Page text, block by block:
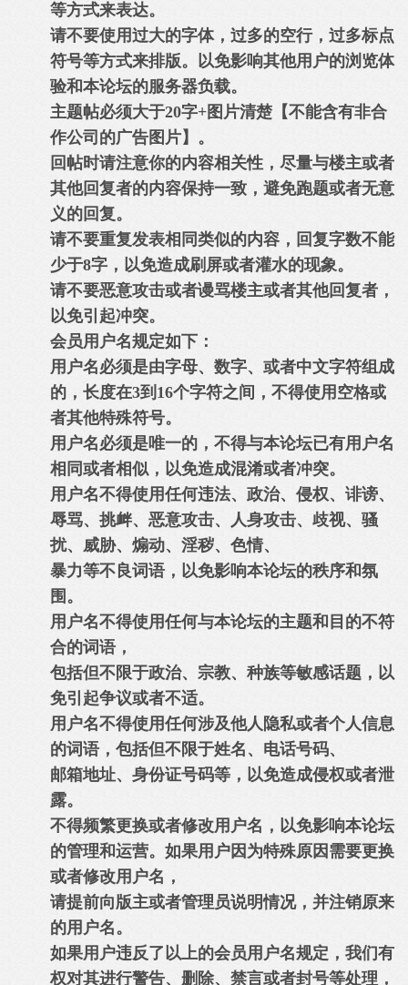
等方式来表达。
请不要使用过大的字体，过多的空行，过多标点
符号等方式来排版。以免影响其他用户的浏览体
验和本论坛的服务器负载。
主题帖必须大于20字+图片清楚【不能含有非合
作公司的广告图片】。
回帖时请注意你的内容相关性，尽量与楼主或者
其他回复者的内容保持一致，避免跑题或者无意
义的回复。
请不要重复发表相同类似的内容，回复字数不能
少于8字，以免造成刷屏或者灌水的现象。
请不要恶意攻击或者谩骂楼主或者其他回复者，
以免引起冲突。
会员用户名规定如下：
用户名必须是由字母、数字、或者中文字符组成
的，长度在3到16个字符之间，不得使用空格或
者其他特殊符号。
用户名必须是唯一的，不得与本论坛已有用户名
相同或者相似，以免造成混淆或者冲突。
用户名不得使用任何违法、政治、侵权、诽谤、
辱骂、挑衅、恶意攻击、人身攻击、歧视、骚
扰、威胁、煽动、淫秽、色情、
暴力等不良词语，以免影响本论坛的秩序和氛
围。
用户名不得使用任何与本论坛的主题和目的不符
合的词语，
包括但不限于政治、宗教、种族等敏感话题，以
免引起争议或者不适。
用户名不得使用任何涉及他人隐私或者个人信息
的词语，包括但不限于姓名、电话号码、
邮箱地址、身份证号码等，以免造成侵权或者泄
露。
不得频繁更换或者修改用户名，以免影响本论坛
的管理和运营。如果用户因为特殊原因需要更换
或者修改用户名，
请提前向版主或者管理员说明情况，并注销原来
的用户名。
如果用户违反了以上的会员用户名规定，我们有
权对其进行警告、删除、禁言或者封号等处理，